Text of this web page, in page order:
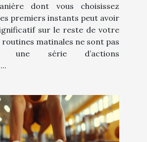
dont vous choisissez
premiers instants peut avoir
sur le reste de votre
routines matinales ne sont pas
une série d’actions